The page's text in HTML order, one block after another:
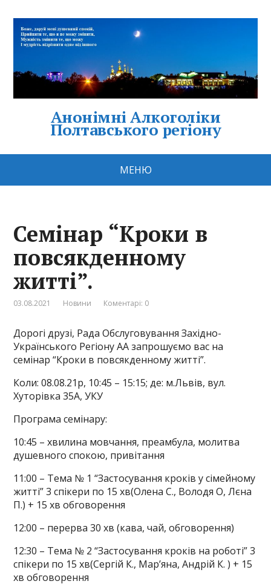
Анонімні Алкоголіки
Полтавського регіону
МЕНЮ
Семінар “Кроки в
повсякденному
житті”.
03.08.2021 Новини Коментарі: 0
Дорогі друзі, Рада Обслуговування Західно-
Українського Регіону АА запрошуємо вас на
семінар “Кроки в повсякденному житті”.
Коли: 08.08.21р, 10:45 – 15:15; де: м.Львів, вул.
Хуторівка 35А, УКУ
Програма семінару:
10:45 – хвилина мовчання, преамбула, молитва
душевного спокою, привітання
11:00 – Тема № 1 “Застосування кроків у сімейному
житті” 3 спікери по 15 хв(Олена С., Володя О, Лєна
П.) + 15 хв обговорення
12:00 – перерва 30 хв (кава, чай, обговорення)
12:30 – Тема № 2 “Застосування кроків на роботі” 3
спікери по 15 хв(Сергій К., Мар’яна, Андрій К. ) + 15
хв обговорення